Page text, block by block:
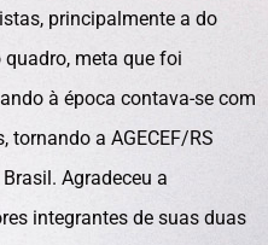
principalmente a do
meta que foi
à época contava-se com
tornando a AGECEF/RS
Agradeceu a
integrantes de suas duas